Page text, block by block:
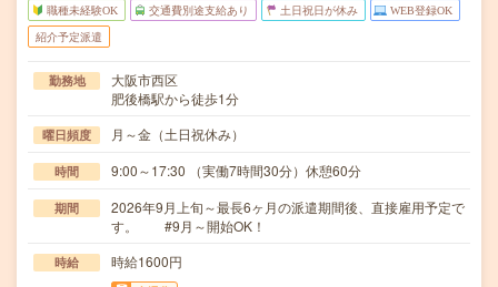
職種未経験OK 交通費別途支給あり 土日祝日が休み WEB登録OK
紹介予定派遣
勤務地
大阪市西区
肥後橋駅から徒歩1分
曜日頻度 月～金（土日祝休み）
時間 9:00～17:30 （実働7時間30分）休憩60分
期間
2026年9月上旬～最長6ヶ月の派遣期間後、直接雇用予定で
す。 #9月～開始OK！
時給 時給1600円